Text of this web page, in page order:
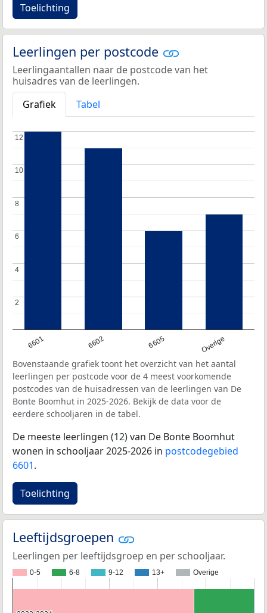
Toelichting
Leerlingen per postcode
Leerlingaantallen naar de postcode van het
huisadres van de leerlingen.
Grafiek
Tabel
6601 6602 6605 Overige
2
2
4
4
6
6
8
8
10
10
12
12
Bovenstaande grafiek toont het overzicht van het aantal
leerlingen per postcode voor de 4 meest voorkomende
postcodes van de huisadressen van de leerlingen van De
Bonte Boomhut in 2025-2026. Bekijk de data voor de
eerdere schooljaren in de tabel.
De meeste leerlingen (12) van De Bonte Boomhut
wonen in schooljaar 2025-2026 in postcodegebied
6601.
Toelichting
Leeftijdsgroepen
Leerlingen per leeftijdsgroep en per schooljaar.
0-5 6-8 9-12 13+ Overige